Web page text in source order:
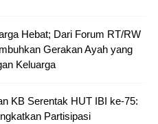
Hebat; Dari Forum RT/RW
Gerakan Ayah yang
Keluarga
KB Serentak HUT IBI ke-75:
Partisipasi